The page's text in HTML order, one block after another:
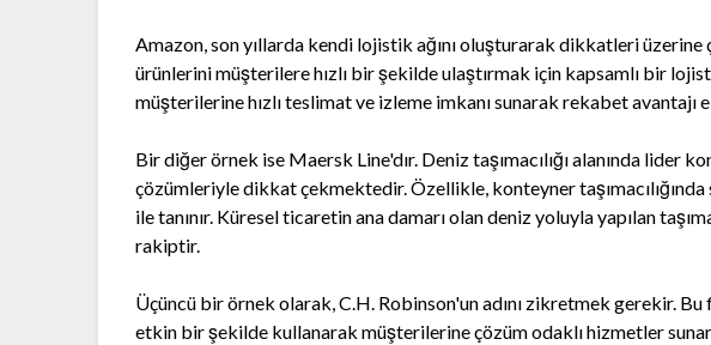
Amazon, son yıllarda kendi lojistik ağını oluşturarak dikkatleri
ürünlerini müşterilere hızlı bir şekilde ulaştırmak için kapsamlı bir
müşterilerine hızlı teslimat ve izleme imkanı sunarak rekabet avantajı
Bir diğer örnek ise Maersk Line'dır. Deniz taşımacılığı alanında lider
çözümleriyle dikkat çekmektedir. Özellikle, konteyner
ile tanınır. Küresel ticaretin ana damarı olan deniz yoluyla yapılan
rakiptir.
Üçüncü bir örnek olarak, C.H. Robinson'un adını zikretmek gerekir.
etkin bir şekilde kullanarak müşterilerine çözüm odaklı hizmetler